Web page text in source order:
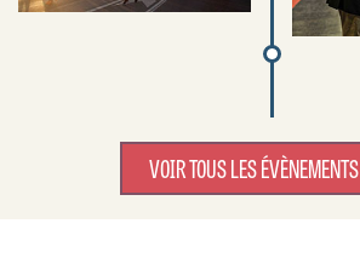
VOIR TOUS LES ÉVÈNEMENTS